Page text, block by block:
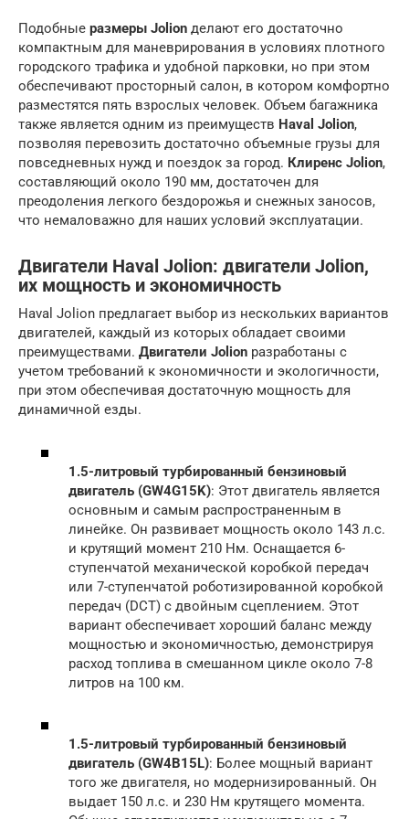
Подобные размеры Jolion делают его достаточно
компактным для маневрирования в условиях плотного
городского трафика и удобной парковки, но при этом
обеспечивают просторный салон, в котором комфортно
разместятся пять взрослых человек. Объем багажника
также является одним из преимуществ Haval Jolion,
позволяя перевозить достаточно объемные грузы для
повседневных нужд и поездок за город. Клиренс Jolion,
составляющий около 190 мм, достаточен для
преодоления легкого бездорожья и снежных заносов,
что немаловажно для наших условий эксплуатации.
Двигатели Haval Jolion: двигатели Jolion,
их мощность и экономичность
Haval Jolion предлагает выбор из нескольких вариантов
двигателей, каждый из которых обладает своими
преимуществами. Двигатели Jolion разработаны с
учетом требований к экономичности и экологичности,
при этом обеспечивая достаточную мощность для
динамичной езды.
1.5-литровый турбированный бензиновый
двигатель (GW4G15K): Этот двигатель является
основным и самым распространенным в
линейке. Он развивает мощность около 143 л.с.
и крутящий момент 210 Нм. Оснащается 6-
ступенчатой механической коробкой передач
или 7-ступенчатой роботизированной коробкой
передач (DCT) с двойным сцеплением. Этот
вариант обеспечивает хороший баланс между
мощностью и экономичностью, демонстрируя
расход топлива в смешанном цикле около 7-8
литров на 100 км.
1.5-литровый турбированный бензиновый
двигатель (GW4B15L): Более мощный вариант
того же двигателя, но модернизированный. Он
выдает 150 л.с. и 230 Нм крутящего момента.